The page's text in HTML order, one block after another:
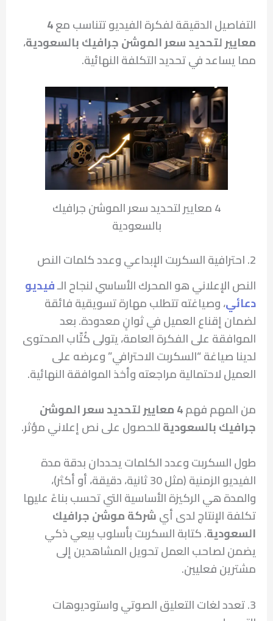
التفاصيل الدقيقة لفكرة الفيديو تتناسب مع4
معايير لتحديد سعر الموشن جرافيك بالسعودية،
مما يساعد في تحديد التكلفة النهائية.
4 معايير لتحديد سعر الموشن جرافيك
بالسعودية
2. احترافية السكربت الإبداعي وعدد كلمات النص
النص الإعلاني هو المحرك الأساسي لنجاح الـفيديو
دعائي، وصياغته تتطلب مهارة تسويقية فائقة
لضمان إقناع العميل في ثوانٍ معدودة. بعد
الموافقة على الفكرة العامة، يتولى كُتّاب المحتوى
لدينا صياغة “السكربت الاحترافي” وعرضه على
العميل لاحتمالية مراجعته وأخذ الموافقة النهائية.
من المهم فهم 4 معايير لتحديد سعر الموشن
جرافيك بالسعوديةللحصول على نص إعلاني مؤثر.
طول السكربت وعدد الكلمات يحددان بدقة مدة
الفيديو الزمنية (مثل 30 ثانية، دقيقة، أو أكثر)،
والمدة هي الركيزة الأساسية التي تحسب بناءً عليها
تكلفة الإنتاج لدى أيشركة موشن جرافيك
السعودية. كتابة السكربت بأسلوب بيعي ذكي
يضمن لصاحب العمل تحويل المشاهدين إلى
مشترين فعليين.
3. تعدد لغات التعليق الصوتي واستوديوهات